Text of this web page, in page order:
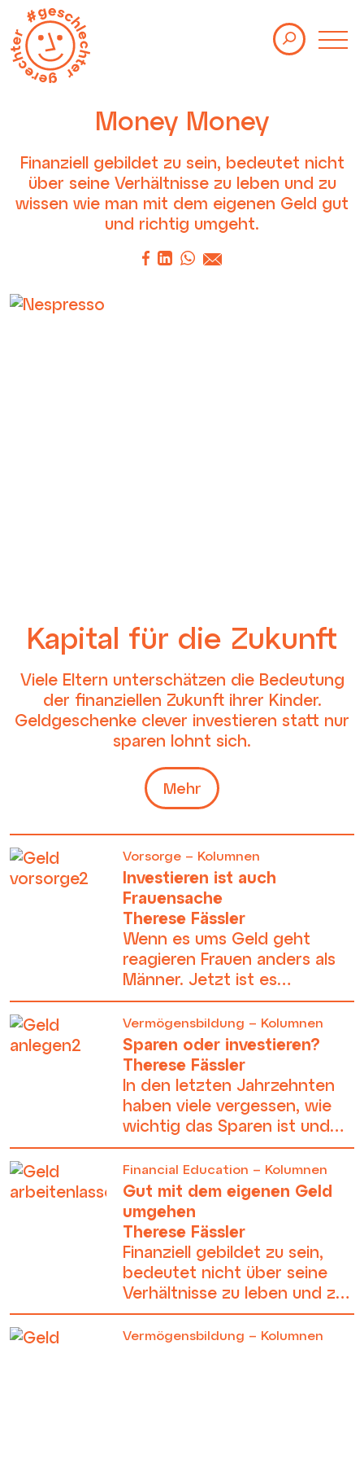
Themen
Kolumnen
Studien
Events
Über uns
Money Money
Finanziell gebildet zu sein, bedeutet nicht
über seine Verhältnisse zu leben und zu
wissen wie man mit dem eigenen Geld gut
und richtig umgeht.
Kapital für die Zukunft
Viele Eltern unterschätzen die Bedeutung
der finanziellen Zukunft ihrer Kinder.
Geldgeschenke clever investieren statt nur
sparen lohnt sich.
Mehr
Vorsorge – Kolumnen
Investieren ist auch
Frauensache
Therese Fässler
Wenn es ums Geld geht
reagieren Frauen anders als
Männer. Jetzt ist es
besonders wichtig, dass wir
uns um unsere Finanzen
kümmern. Das gilt für alle!
Vermögensbildung – Kolumnen
Sparen oder investieren?
Therese Fässler
In den letzten Jahrzehnten
haben viele vergessen, wie
wichtig das Sparen ist und
warum wir alle beginnen
sollten zu Investieren.
Financial Education – Kolumnen
Gut mit dem eigenen Geld
umgehen
Therese Fässler
Finanziell gebildet zu sein,
bedeutet nicht über seine
Verhältnisse zu leben und zu
wissen wie man mit dem
eigenen Geld gut und richtig
Vermögensbildung – Kolumnen